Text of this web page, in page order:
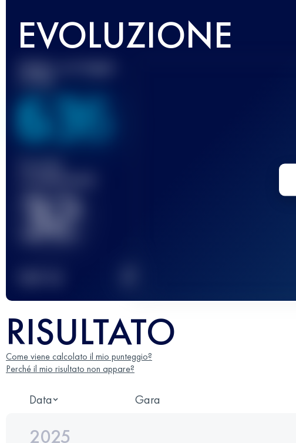
EVOLUZIONE
Miglior punteggio
636
Gara(e)
32
RISULTATO
Come viene calcolato il mio punteggio?
Perché il mio risultato non appare?
Data Gara
2025